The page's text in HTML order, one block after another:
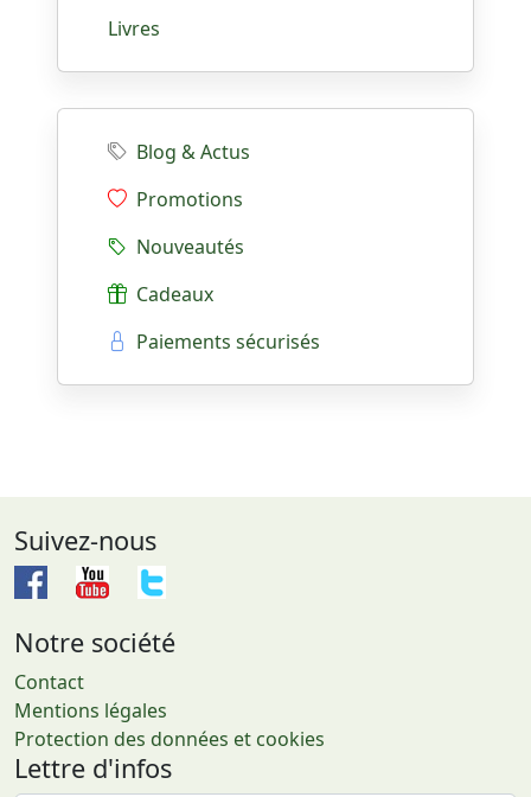
Livres
Blog & Actus
Promotions
Nouveautés
Cadeaux
Paiements sécurisés
Suivez-nous
Notre société
Contact
Mentions légales
Protection des données et cookies
Lettre d'infos